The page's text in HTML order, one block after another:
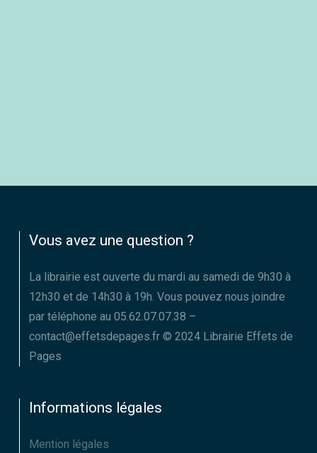
Vous avez une question ?
La librairie est ouverte du mardi au samedi de 9h30 à
12h30 et de 14h30 à 19h. Vous pouvez nous joindre
par téléphone au 05.62.07.07.38 –
contact@effetsdepages.fr © 2024 Librairie Effets de
Pages
Informations légales
Mention légales